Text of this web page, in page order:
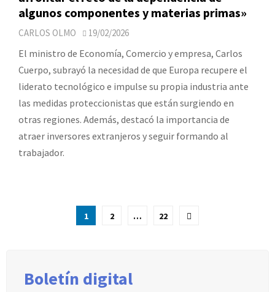
algunos componentes y materias primas»
CARLOS OLMO 19/02/2026
El ministro de Economía, Comercio y empresa, Carlos
Cuerpo, subrayó la necesidad de que Europa recupere el
liderato tecnológico e impulse su propia industria ante
las medidas proteccionistas que están surgiendo en
otras regiones. Además, destacó la importancia de
atraer inversores extranjeros y seguir formando al
trabajador.
Paginación
1 2 … 22
Boletín digital